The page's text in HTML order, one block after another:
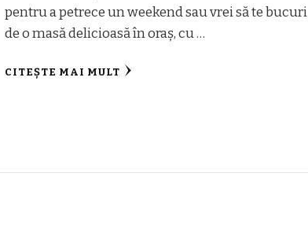
pentru a petrece un weekend sau vrei să te bucuri
de o masă delicioasă în oraș, cu …
CITEȘTE MAI MULT